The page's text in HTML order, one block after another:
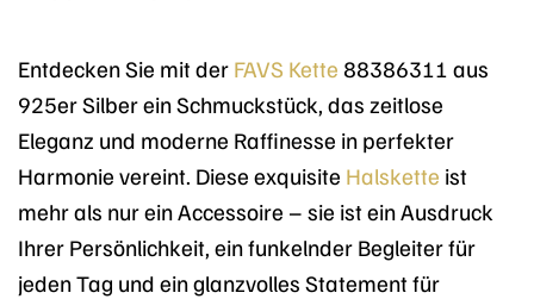
Entdecken Sie mit der FAVS Kette 88386311 aus
925er Silber ein Schmuckstück, das zeitlose
Eleganz und moderne Raffinesse in perfekter
Harmonie vereint. Diese exquisite Halskette ist
mehr als nur ein Accessoire – sie ist ein Ausdruck
Ihrer Persönlichkeit, ein funkelnder Begleiter für
jeden Tag und ein glanzvolles Statement für